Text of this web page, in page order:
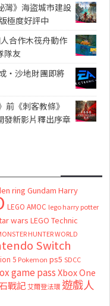
灣》海盜城市建設
極度好評中
合作木筏舟動作
隊友
・沙地財團即將
前《刺客教條》
發新影片釋出序章
ring Gundam Harry
LEGO AMOC lego harry potter
wars LEGO Technic
HUNTER WORLD
Switch
5 Pokemon ps5 SDCC
game passXbox One
戰記艾爾登法環 遊戲人